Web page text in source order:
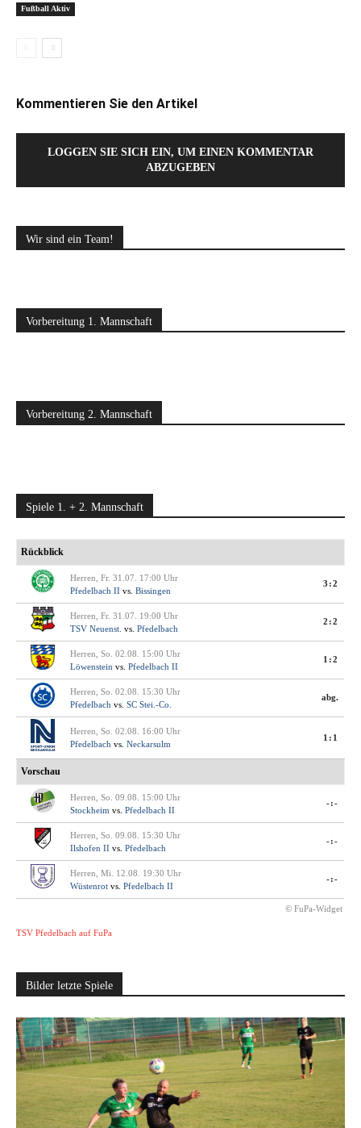
Fußball Aktiv
Kommentieren Sie den Artikel
LOGGEN SIE SICH EIN, UM EINEN KOMMENTAR
ABZUGEBEN
Wir sind ein Team!
Vorbereitung 1. Mannschaft
Vorbereitung 2. Mannschaft
Spiele 1. + 2. Mannschaft
Rückblick
Herren, Fr. 31.07. 17:00 Uhr
Pfedelbach II vs. Bissingen
3:2
Herren, Fr. 31.07. 19:00 Uhr
TSV Neuenst. vs. Pfedelbach
2:2
Herren, So. 02.08. 15:00 Uhr
Löwenstein vs. Pfedelbach II
1:2
Herren, So. 02.08. 15:30 Uhr
Pfedelbach vs. SC Stei.-Co.
abg.
Herren, So. 02.08. 16:00 Uhr
Pfedelbach vs. Neckarsulm
1:1
Vorschau
Herren, So. 09.08. 15:00 Uhr
Stockheim vs. Pfedelbach II
-:-
Herren, So. 09.08. 15:30 Uhr
Ilshofen II vs. Pfedelbach
-:-
Herren, Mi. 12.08. 19:30 Uhr
Wüstenrot vs. Pfedelbach II
-:-
© FuPa-Widget
TSV Pfedelbach auf FuPa
Bilder letzte Spiele